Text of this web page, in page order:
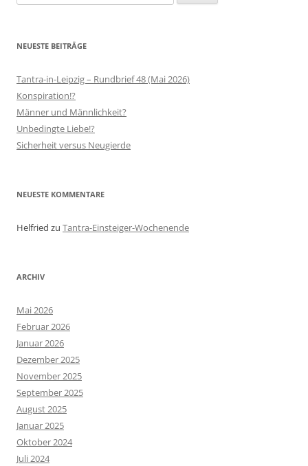
nach:
NEUESTE BEITRÄGE
Tantra-in-Leipzig – Rundbrief 48 (Mai 2026)
Konspiration!?
Männer und Männlichkeit?
Unbedingte Liebe!?
Sicherheit versus Neugierde
NEUESTE KOMMENTARE
Helfried zu Tantra-Einsteiger-Wochenende
ARCHIV
Mai 2026
Februar 2026
Januar 2026
Dezember 2025
November 2025
September 2025
August 2025
Januar 2025
Oktober 2024
Juli 2024